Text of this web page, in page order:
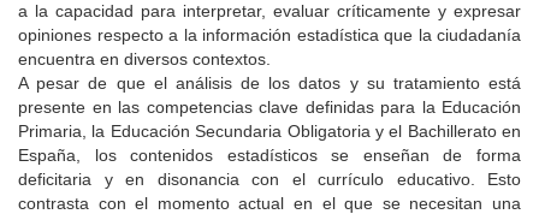
a la capacidad para interpretar, evaluar críticamente y expresar
opiniones respecto a la información estadística que la ciudadanía
encuentra en diversos contextos.
A pesar de que el análisis de los datos y su tratamiento está
presente en las competencias clave definidas para la Educación
Primaria, la Educación Secundaria Obligatoria y el Bachillerato en
España, los contenidos estadísticos se enseñan de forma
deficitaria y en disonancia con el currículo educativo. Esto
contrasta con el momento actual en el que se necesitan una